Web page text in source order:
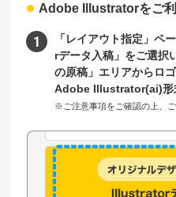
Adobe Illustratorをご
「レイアウト指定」ペ
rデータ入稿」をご選
の原稿」エリアからロ
Adobe Illustrator(ai)形
※ご注意事項をご確認の上、ご